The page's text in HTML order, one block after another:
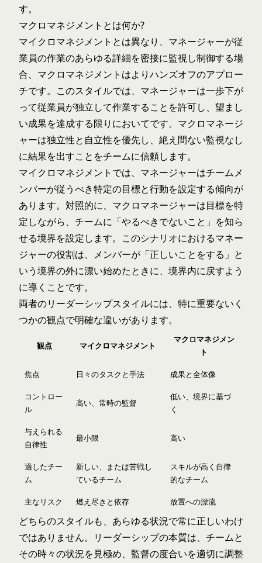
す。
マクロマネジメントとは何か?
マイクロマネジメント とは異なり、マネージャーが従
業員の作業のあらゆる詳細を密接に監視し制御する場
合、マクロマネジメントはよりハンズオフのアプロー
チです。このスタイルでは、マネージャーは一歩下が
って従業員が独立して作業することを許可し、望まし
い成果を達成する限りにおいてです。マクロマネージ
ャーは独立性と自立性を優先し、絶え間ない監視なし
に結果を出すことをチームに信頼します。
マイクロマネジメントでは、マネージャーはチームメ
ンバーが従うべき特定の目標と行動を設定する傾向が
あります。対照的に、マクロマネージャーは目標を特
定しながら、チームに「やるべきでないこと」を知ら
せる境界を設定します。このシナリオにおけるマネー
ジャーの役割は、メンバーが「正しいことをする」と
いう境界の外に漂い始めたときに、境界内に戻すよう
に導くことです。
両者のリーダーシップスタイルには、特に重要ないく
つかの観点で明確な違いがあります。
観点 マイクロマネジメント
マクロマネジメン
ト
焦点 日々のタスクと手法 成果と全体像
コントロー
ル
高い、常時の監督
低い、境界に基づ
く
与えられる
自律性
最小限 高い
適したチー
ム
新しい、または苦戦し
ているチーム
スキルが高く自律
的なチーム
主なリスク 燃え尽きと依存 放置への漂流
どちらのスタイルも、あらゆる状況で常に正しいわけ
ではありません。リーダーシップの本質は、チームと
その時々の状況を見極め、監督の度合いを適切に調整